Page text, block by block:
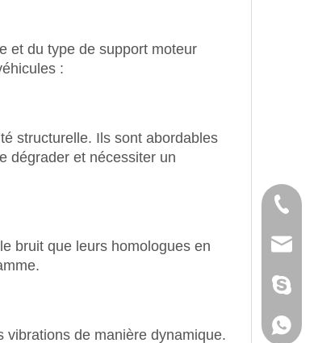
et du type de support moteur
:
structurelle. Ils sont abordables
dégrader et nécessiter un
bruit que leurs homologues en
de manière dynamique.
Tél
E-mail
Skype